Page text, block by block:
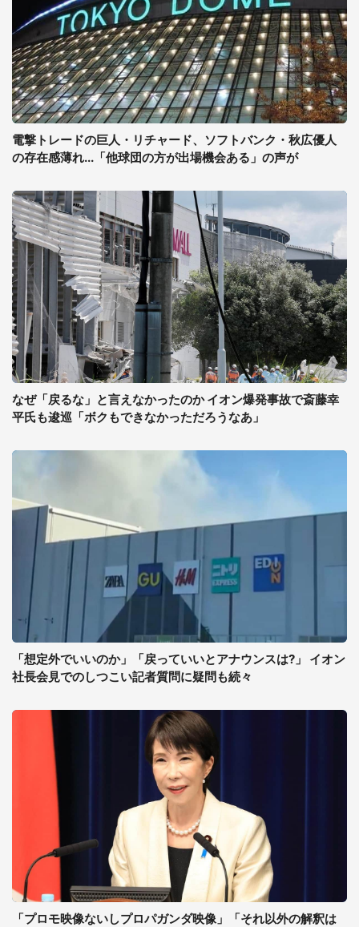
電撃トレードの巨人・リチャード、ソフトバンク・秋広優人
の存在感薄れ...「他球団の方が出場機会ある」の声が
なぜ「戻るな」と言えなかったのか イオン爆発事故で斎藤幸
平氏も逡巡「ボクもできなかっただろうなあ」
「想定外でいいのか」「戻っていいとアナウンスは?」 イオン
社長会見でのしつこい記者質問に疑問も続々
「プロモ映像ないしプロパガンダ映像」「それ以外の解釈は